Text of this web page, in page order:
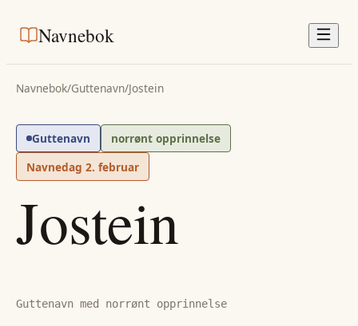
Navnebok
Navnebok/Guttenavn/Jostein
Guttenavn
norrønt opprinnelse
Navnedag 2. februar
Jostein
Guttenavn med norrønt opprinnelse